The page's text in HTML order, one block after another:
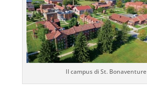
Il campus di St. Bonaventure